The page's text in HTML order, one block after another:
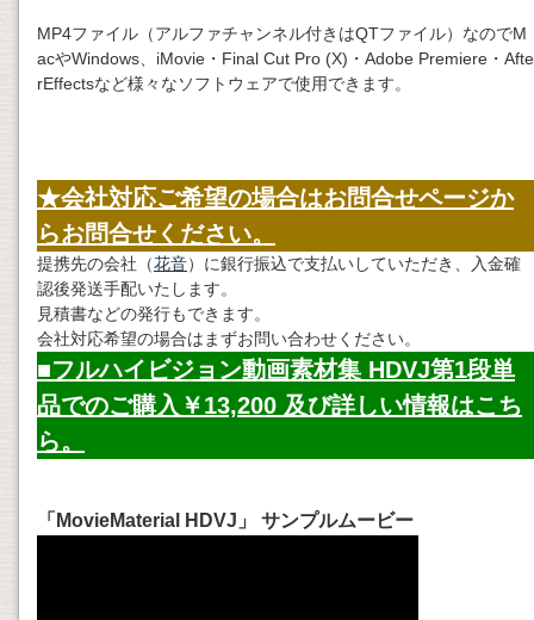
MP4ファイル（アルファチャンネル付きはQTファイル）なのでM
acやWindows、iMovie・Final Cut Pro (X)・Adobe Premiere・Afte
rEffectsなど様々なソフトウェアで使用できます。
★会社対応ご希望の場合はお問合せページか
らお問合せください。
提携先の会社（花音）に銀行振込で支払いしていただき、入金確
認後発送手配いたします。
見積書などの発行もできます。
会社対応希望の場合はまずお問い合わせください。
■フルハイビジョン動画素材集 HDVJ第1段単
品でのご購入￥13,200 及び詳しい情報はこち
ら。
「MovieMaterial HDVJ」 サンプルムービー